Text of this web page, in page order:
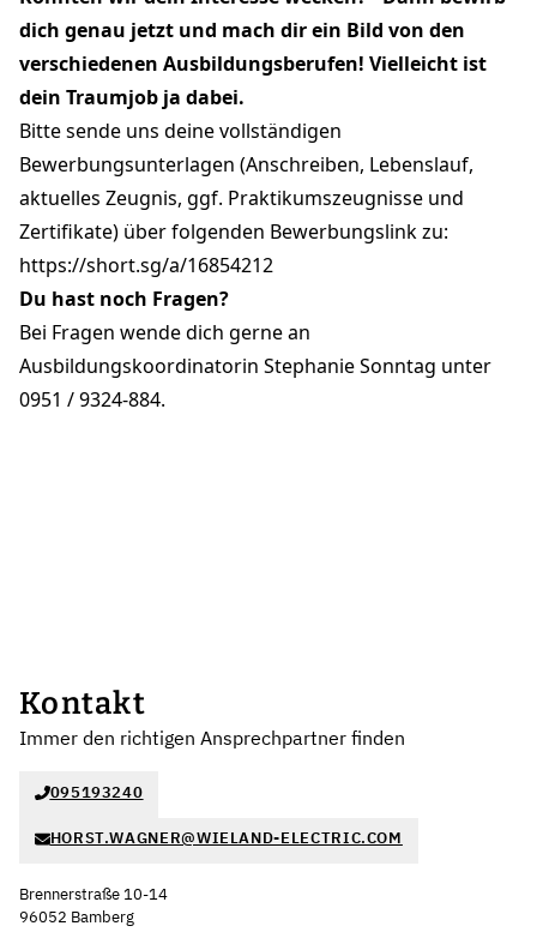
dich genau jetzt und mach dir ein Bild von den
verschiedenen Ausbildungsberufen! Vielleicht ist
dein Traumjob ja dabei.
Bitte sende uns deine vollständigen
Bewerbungsunterlagen (Anschreiben, Lebenslauf,
aktuelles Zeugnis, ggf. Praktikumszeugnisse und
Zertifikate) über folgenden Bewerbungslink zu:
https://short.sg/a/16854212
Du hast noch Fragen?
Bei Fragen wende dich gerne an
Ausbildungskoordinatorin Stephanie Sonntag unter
0951 / 9324-884.
Kontakt
Immer den richtigen Ansprechpartner finden
095193240
HORST.WAGNER@WIELAND-ELECTRIC.COM
Brennerstraße 10-14
96052 Bamberg